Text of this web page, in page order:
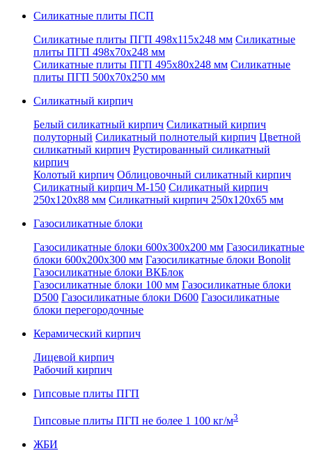
Силикатные плиты ПСП
Силикатные плиты ПГП 498x115x248 мм Силикатные
плиты ПГП 498x70x248 мм
Силикатные плиты ПГП 495x80x248 мм Силикатные
плиты ПГП 500x70x250 мм
Силикатный кирпич
Белый силикатный кирпич Силикатный кирпич
полуторный Силикатный полнотелый кирпич Цветной
силикатный кирпич Рустированный силикатный
кирпич
Колотый кирпич Облицовочный силикатный кирпич
Силикатный кирпич М-150 Силикатный кирпич
250x120x88 мм Силикатный кирпич 250x120x65 мм
Газосиликатные блоки
Газосиликатные блоки 600x300x200 мм Газосиликатные
блоки 600x200x300 мм Газосиликатные блоки Bonolit
Газосиликатные блоки ВКБлок
Газосиликатные блоки 100 мм Газосиликатные блоки
D500 Газосиликатные блоки D600 Газосиликатные
блоки перегородочные
Керамический кирпич
Лицевой кирпич
Рабочий кирпич
Гипсовые плиты ПГП
Гипсовые плиты ПГП не более 1 100 кг/м3
ЖБИ